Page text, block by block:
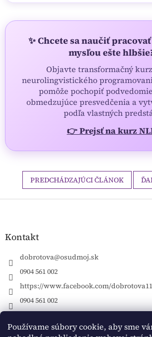
Používame súbory cookie, aby sme
✨ Chcete sa naučiť
mysľou ešte
Objavte transformačný
neurolingvistického
pomôže pochopiť
obmedzujúce presvedčenia a
podľa vlastných
👉 Prejsť na kurz
PREDCHÁDZAJÚCI ČLÁNOK
Z
Kontakt
dobrotova@osudmoj.sk
0904 561 002
https://www.facebook.com/
0904 561 002